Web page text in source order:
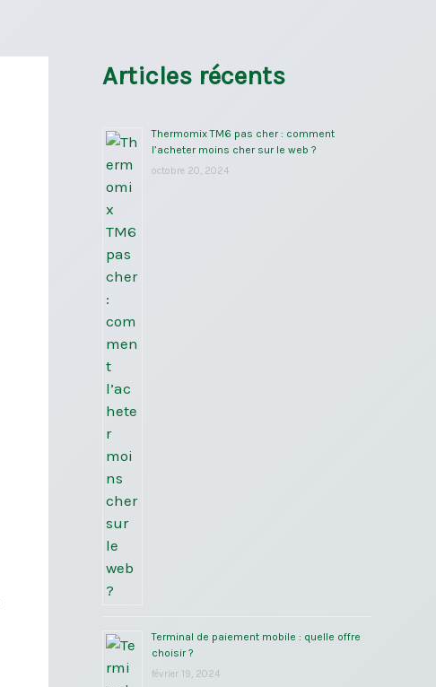
Articles récents
Thermomix TM6 pas cher : comment
l’acheter moins cher sur le web ?
octobre 20, 2024
Terminal de paiement mobile : quelle offre
choisir ?
février 19, 2024